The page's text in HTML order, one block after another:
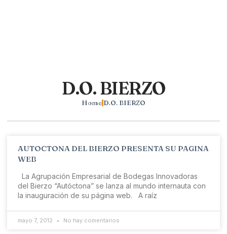
D.O. BIERZO
Home D.O. BIERZO
AUTOCTONA DEL BIERZO PRESENTA SU PAGINA
WEB
La Agrupación Empresarial de Bodegas Innovadoras
del Bierzo “Autóctona” se lanza al mundo internauta con
la inauguración de su página web. A raíz
mayo 7, 2012 No hay comentarios